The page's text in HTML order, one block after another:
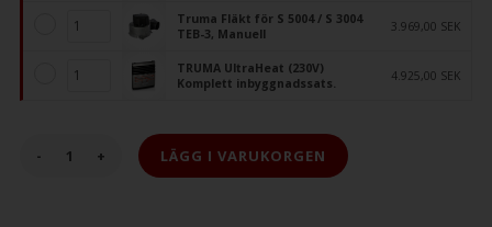
Truma Fläkt för S 5004 / S 3004
TEB-3, Manuell
3.969,00 SEK
TRUMA UltraHeat (230V)
Komplett inbyggnadssats.
4.925,00 SEK
- +